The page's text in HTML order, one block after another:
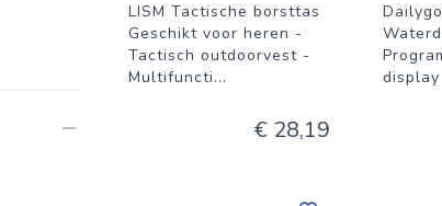
LISM Tactische borsttas
Geschikt voor heren -
Tactisch outdoorvest -
Multifuncti...
€ 28,19
display